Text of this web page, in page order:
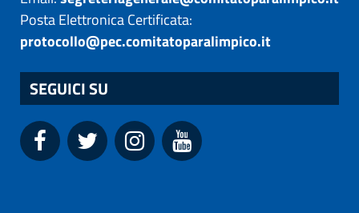
Posta Elettronica Certificata:
protocollo@pec.comitatoparalimpico.it
SEGUICI SU